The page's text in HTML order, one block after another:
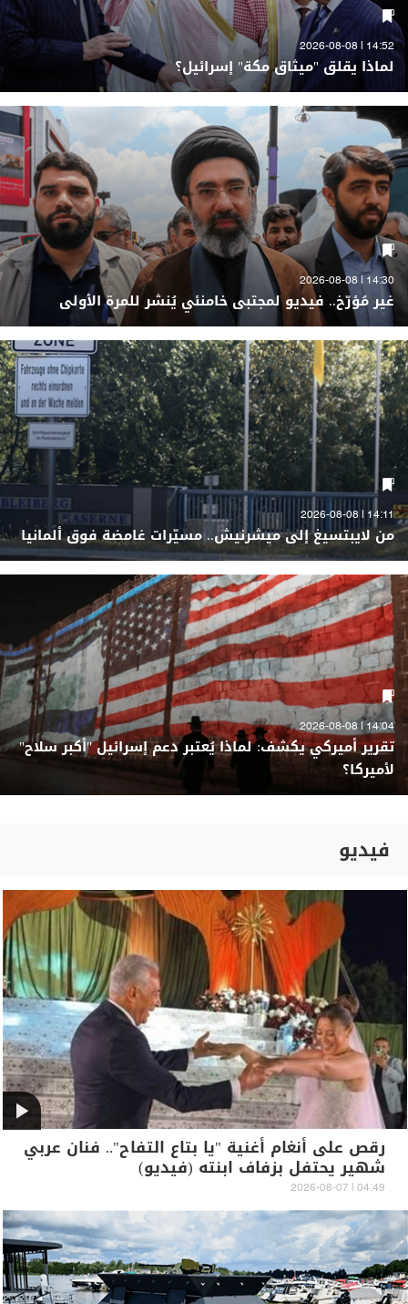
14:52 | 2026-08-08
لماذا يقلق "ميثاق مكة" إسرائيل؟
14:30 | 2026-08-08
غير مُؤرّخ.. فيديو لمجتبى خامنئي يُنشر للمرة الأولى
14:11 | 2026-08-08
من لايبتسيغ إلى ميشرنيش.. مسيّرات غامضة فوق ألمانيا
14:04 | 2026-08-08
تقرير أميركي يكشف: لماذا يُعتبر دعم إسرائيل "أكبر سلاح"
لأميركا؟
فيديو
رقص على أنغام أغنية "يا بتاع التفاح".. فنان عربي
شهير يحتفل بزفاف ابنته (فيديو)
04:49 | 2026-08-07